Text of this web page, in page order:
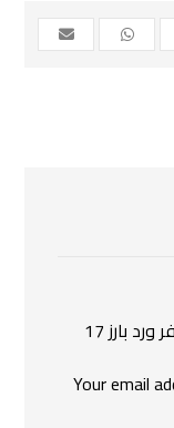
Be the first to review “طقم شاي حفر ورد بارز 17
Your email